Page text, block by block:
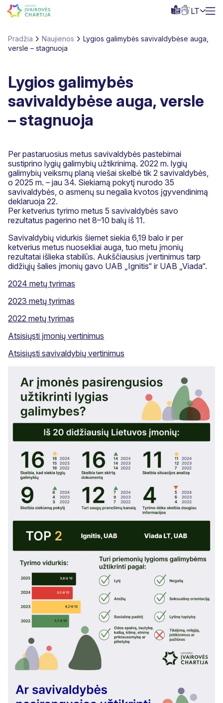
LT
Pradžia Naujienos
Lygios galimybės savivaldybėse auga,
versle – stagnuoja
Lygios galimybės
savivaldybėse auga, versle
– stagnuoja
Per pastaruosius metus savivaldybės pastebimai
sustiprino lygių galimybių užtikrinimą. 2022 m. lygių
galimybių veiksmų planą viešai skelbė tik 2 savivaldybės,
o 2025 m. – jau 34. Siekiamą pokytį nurodo 35
savivaldybės, o asmenų su negalia kvotos įgyvendinimą
deklaruoja 22.
Per ketverius tyrimo metus 5 savivaldybės savo
rezultatus pagerino net 8–10 balų iš 11.
Savivaldybių vidurkis šiemet siekia 6,19 balo ir per
ketverius metus nuosekliai auga, tuo metu įmonių
rezultatai išlieka stabilūs. Aukščiausius įvertinimus tarp
didžiųjų šalies įmonių gavo UAB „Ignitis“ ir UAB „Viada“.
2024 metų tyrimas
2023 metų tyrimas
2022 metų tyrimas
Atsisiųsti įmonių vertinimus
Atsisiųsti savivaldybių vertinimus